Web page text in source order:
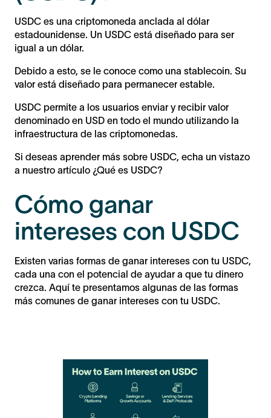
USDC es una criptomoneda anclada al dólar
estadounidense. Un USDC está diseñado para ser
igual a un dólar.
Debido a esto, se le conoce como una stablecoin. Su
valor está diseñado para permanecer estable.
USDC permite a los usuarios enviar y recibir valor
denominado en USD en todo el mundo utilizando la
infraestructura de las criptomonedas.
Si deseas aprender más sobre USDC, echa un vistazo
a nuestro artículo ¿Qué es USDC?
Cómo ganar
intereses con USDC
Existen varias formas de ganar intereses con tu USDC,
cada una con el potencial de ayudar a que tu dinero
crezca. Aquí te presentamos algunas de las formas
más comunes de ganar intereses con tu USDC.